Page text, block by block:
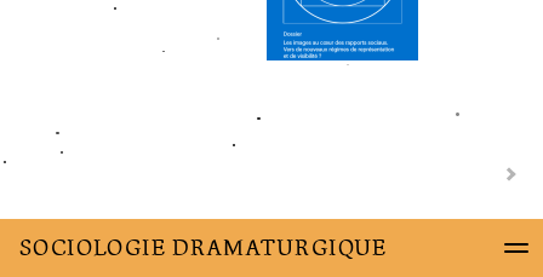
SOCIOLOGIE DRAMATURGIQUE